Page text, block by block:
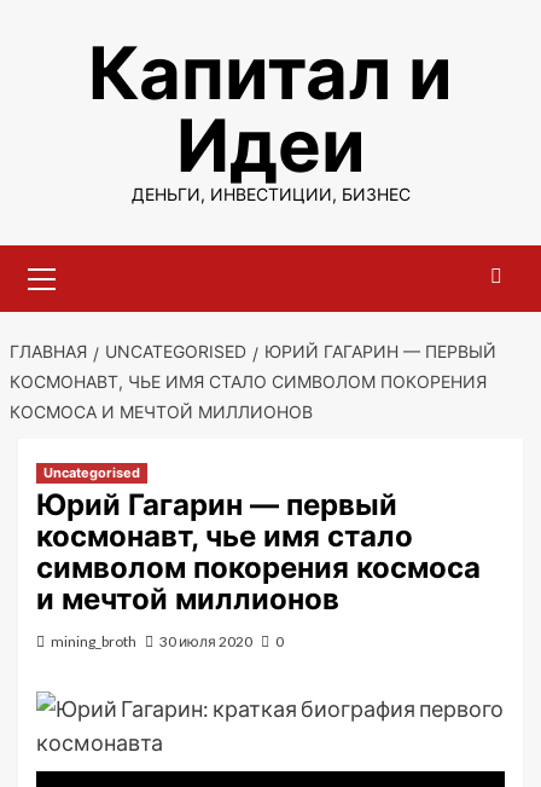
содержимомуКапитал и
Идеи
ДЕНЬГИ, ИНВЕСТИЦИИ, БИЗНЕС
меню
ГЛАВНАЯ UNCATEGORISED
ЮРИЙ ГАГАРИН — ПЕРВЫЙ
КОСМОНАВТ, ЧЬЕ ИМЯ СТАЛО СИМВОЛОМ ПОКОРЕНИЯ
КОСМОСА И МЕЧТОЙ МИЛЛИОНОВ
Uncategorised
Юрий Гагарин — первый
космонавт, чье имя стало
символом покорения космоса
и мечтой миллионов
mining_broth 30 июля 2020 0